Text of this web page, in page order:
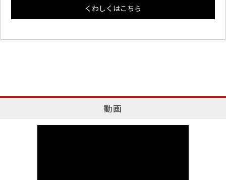
くわしくはこちら
動画